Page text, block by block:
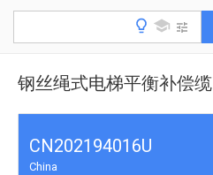
钢丝绳式电梯平衡补偿缆
CN202194016U
China